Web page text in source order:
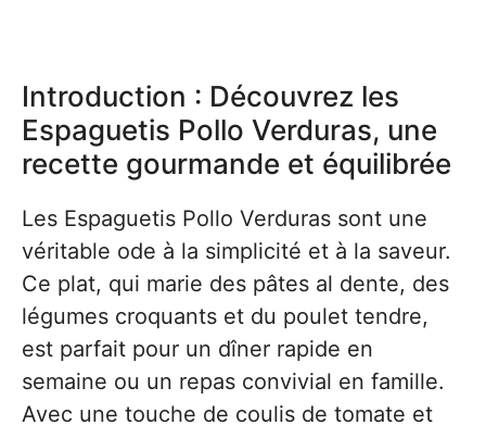
Introduction : Découvrez les
Espaguetis Pollo Verduras, une
recette gourmande et équilibrée
Les Espaguetis Pollo Verduras sont une
véritable ode à la simplicité et à la saveur.
Ce plat, qui marie des pâtes al dente, des
légumes croquants et du poulet tendre,
est parfait pour un dîner rapide en
semaine ou un repas convivial en famille.
Avec une touche de coulis de tomate et